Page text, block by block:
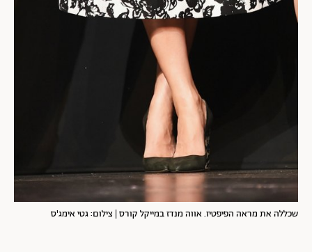
שכללה את מראה הפיפטיז. אווה מנדז במייקל קורס | צילום: גטי אימג'ס